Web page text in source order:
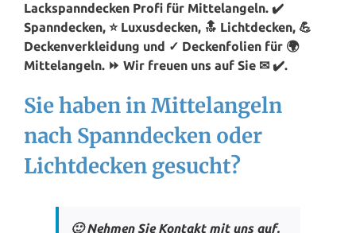
Lackspanndecken Profi für Mittelangeln. ✔️
Spanndecken, ⭐ Luxusdecken, 🔝 Lichtdecken, 💪
Deckenverkleidung und ✓ Deckenfolien für 🌍
Mittelangeln. ⏩ Wir freuen uns auf Sie ✉ ✔️.
Sie haben in Mittelangeln
nach Spanndecken oder
Lichtdecken gesucht?
🙂 Nehmen Sie Kontakt mit uns auf.